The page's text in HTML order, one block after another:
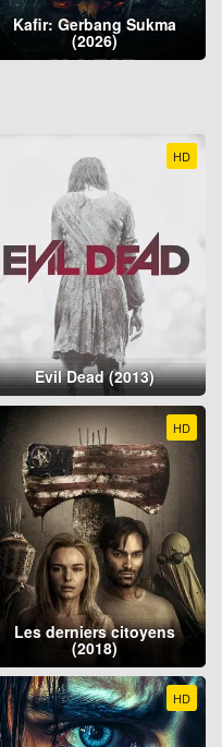
Kafir: Gerbang Sukma
(2026)
HD
Evil Dead (2013)
HD
Les derniers citoyens
(2018)
HD